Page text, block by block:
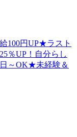
100円UP★ラスト
％UP！自分らし
～OK★未経験＆